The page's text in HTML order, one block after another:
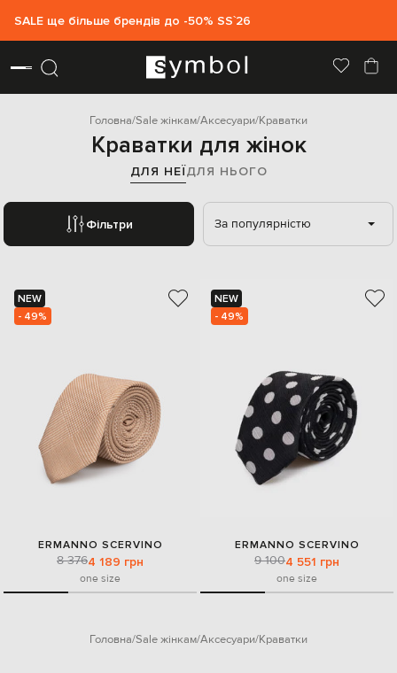
SALE ще більше брендів до -50% SS`26
Головна Sale жінкам Аксесуари Краватки
Краватки для жінок
ДЛЯ НЕЇДЛЯ НЬОГО
Фільтри За популярністю
NEW
- 49%
ERMANNO SCERVINO
8 3764 189 грн
one size
NEW
- 49%
ERMANNO SCERVINO
9 1004 551 грн
one size
Головна Sale жінкам Аксесуари Краватки